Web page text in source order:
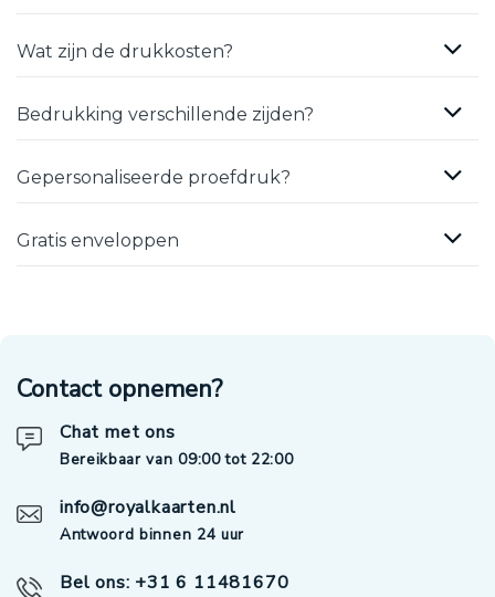
Wat zijn de drukkosten?
Bedrukking verschillende zijden?
Gepersonaliseerde proefdruk?
Gratis enveloppen
Contact opnemen?
Chat met ons
Bereikbaar van 09:00 tot 22:00
info@royalkaarten.nl
Antwoord binnen 24 uur
Bel ons: +31 6 11481670